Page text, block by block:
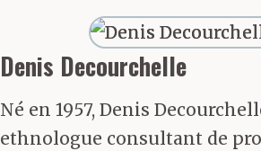
millions de
céréales, de titres
dollars qui
transitent par
Denis Decourchelle
Né en 1957, Denis
ethnologue consultant de